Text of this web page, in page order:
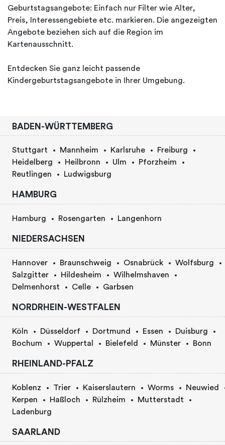
Geburtstagsangebote: Einfach nur Filter wie Alter,
Preis, Interessengebiete etc. markieren. Die angezeigten
Angebote beziehen sich auf die Region im
Kartenausschnitt.
Entdecken Sie ganz leicht passende
Kindergeburtstagsangebote in Ihrer Umgebung.
BADEN-WÜRTTEMBERG
Stuttgart Mannheim Karlsruhe
Freiburg
Heidelberg
Heilbronn Ulm
Pforzheim
Reutlingen
Ludwigsburg
HAMBURG
Hamburg Rosengarten Langenhorn
NIEDERSACHSEN
Hannover Braunschweig Osnabrück
Wolfsburg
Salzgitter
Hildesheim
Wilhelmshaven
Delmenhorst
Celle Garbsen
NORDRHEIN-WESTFALEN
Köln Düsseldorf Dortmund Essen
Duisburg
Bochum
Wuppertal Bielefeld Münster Bonn
RHEINLAND-PFALZ
Koblenz Trier Kaiserslautern Worms
Neuwied
Kerpen
Haßloch Rülzheim
Mutterstadt
Ladenburg
SAARLAND